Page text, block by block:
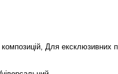
Для ексклюзивних